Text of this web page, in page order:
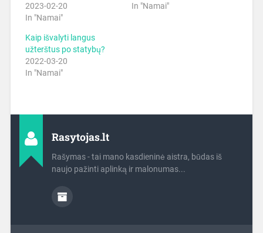
2023-02-20
In "Namai"
In "Namai"
Kaip išvalyti langus
užterštus po statybų?
2022-03-20
In "Namai"
Rasytojas.lt
Rašymas - tai mano kasdieninė aistra, būdas iš
naujo pažinti aplinką ir malonumas...